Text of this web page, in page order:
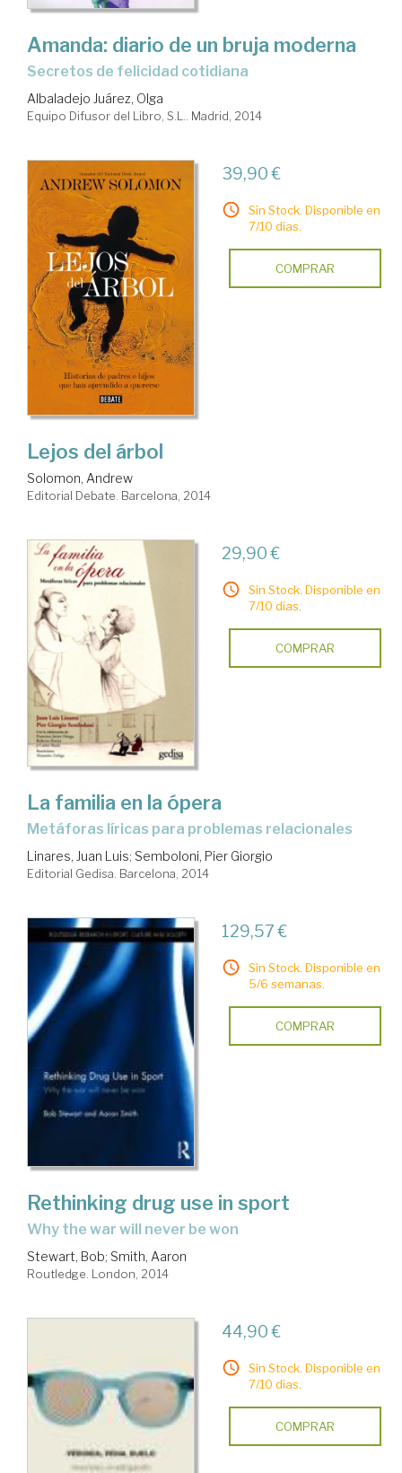
Amanda: diario de un bruja moderna
Secretos de felicidad cotidiana
Albaladejo Juárez, Olga
Equipo Difusor del Libro, S.L.. Madrid, 2014
39,90 €
Sin Stock. Disponible en
7/10 días.
COMPRAR
Lejos del árbol
Solomon, Andrew
Editorial Debate. Barcelona, 2014
29,90 €
Sin Stock. Disponible en
7/10 días.
COMPRAR
La familia en la ópera
metáforas líricas para problemas relacionales
Linares, Juan Luis; Semboloni, Pier Giorgio
Editorial Gedisa. Barcelona, 2014
129,57 €
Sin Stock. Disponible en
5/6 semanas.
COMPRAR
Rethinking drug use in sport
why the war will never be won
Stewart, Bob; Smith, Aaron
Routledge. London, 2014
44,90 €
Sin Stock. Disponible en
7/10 días.
COMPRAR